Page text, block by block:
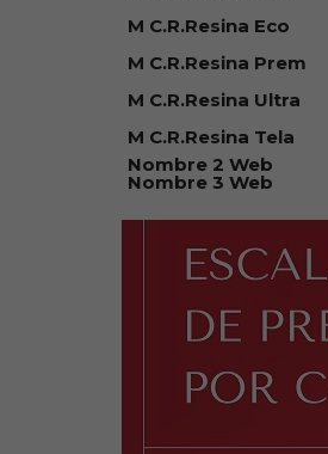
M C.R.Resina Eco
M C.R.Resina Prem
M C.R.Resina Ultra
M C.R.Resina Tela
Nombre 2 Web
Nombre 3 Web